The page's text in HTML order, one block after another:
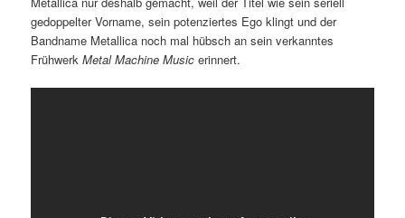
gedoppelter Vorname, sein potenziertes Ego klingt und der
Bandname Metallica noch mal hübsch an sein verkanntes
FrühwerkMetal Machine Musicerinnert.